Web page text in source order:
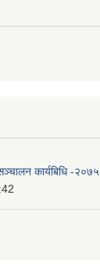
कार्यबिधि -२०७५